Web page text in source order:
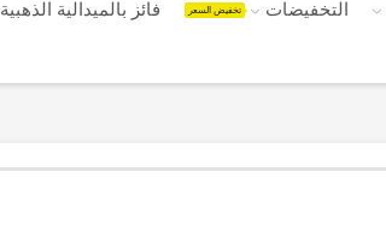
التخفيضات تخفيض السعر فائز بالميدالية الذهبية